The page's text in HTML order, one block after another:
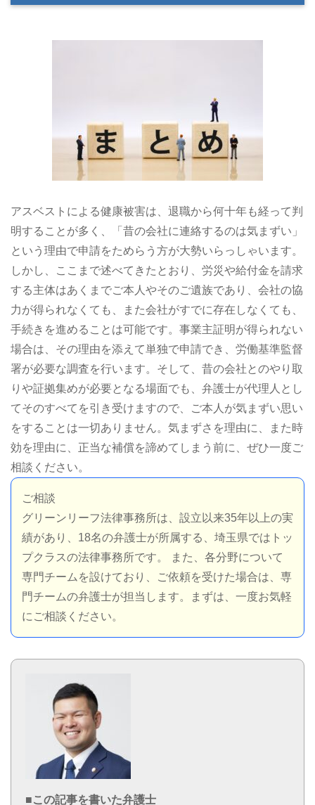
アスベストによる健康被害は、退職から何十年も経って判
明することが多く、「昔の会社に連絡するのは気まずい」
という理由で申請をためらう方が大勢いらっしゃいます。
しかし、ここまで述べてきたとおり、労災や給付金を請求
する主体はあくまでご本人やそのご遺族であり、会社の協
力が得られなくても、また会社がすでに存在しなくても、
手続きを進めることは可能です。事業主証明が得られない
場合は、その理由を添えて単独で申請でき、労働基準監督
署が必要な調査を行います。そして、昔の会社とのやり取
りや証拠集めが必要となる場面でも、弁護士が代理人とし
てそのすべてを引き受けますので、ご本人が気まずい思い
をすることは一切ありません。気まずさを理由に、また時
効を理由に、正当な補償を諦めてしまう前に、ぜひ一度ご
相談ください。
ご相談
グリーンリーフ法律事務所は、設立以来35年以上の実
績があり、18名の弁護士が所属する、埼玉県ではトッ
プクラスの法律事務所です。 また、各分野について
専門チームを設けており、ご依頼を受けた場合は、専
門チームの弁護士が担当します。まずは、一度お気軽
にご相談ください。
■この記事を書いた弁護士